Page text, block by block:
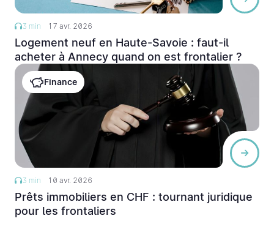
3 min 17 avr. 2026
Logement neuf en Haute-Savoie : faut-il
acheter à Annecy quand on est frontalier ?
Finance
3 min 10 avr. 2026
Prêts immobiliers en CHF : tournant juridique
pour les frontaliers